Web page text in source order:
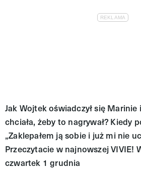
Jak Wojtek oświadczył się Marinie
chciała, żeby to nagrywał? Kiedy
„Zaklepałem ją sobie i już mi nie
Przeczytacie w najnowszej VIVIE!
czwartek 1 grudnia